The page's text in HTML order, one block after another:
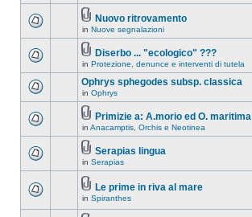
Nuovo ritrovamento
in Nuove segnalazioni
Diserbo ... "ecologico" ???
in Protezione, denunce e interventi di tutela
Ophrys sphegodes subsp. classica
in Ophrys
Primizie a: A.morio ed O. maritima
in Anacamptis, Orchis e Neotinea
Serapias lingua
in Serapias
Le prime in riva al mare
in Spiranthes